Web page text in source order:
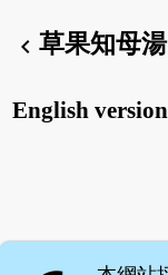
chevron_left草果知母湯
English version